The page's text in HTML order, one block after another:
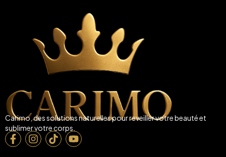
Carimo, des solutions naturelles pour reveiller votre beauté et
sublimer votre corps.